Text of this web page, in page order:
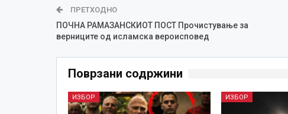
ПРЕТХОДНО
ПОЧНА РАМАЗАНСКИОТ ПОСТ Прочистување за
верниците од исламска вероисповед
Поврзани содржини
ИЗБОР ИЗБОР